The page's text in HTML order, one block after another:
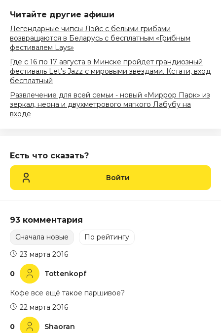
Читайте другие афиши
Легендарные чипсы Лэйс с белыми грибами
возвращаются в Беларусь с бесплатным «Грибным
фестивалем Lays»
Где с 16 по 17 августа в Минске пройдет грандиозный
фестиваль Let’s Jazz с мировыми звездами. Кстати, вход
бесплатный
Развлечение для всей семьи - новый «Миррор Парк» из
зеркал, неона и двухметрового мягкого Лабубу на
входе
Есть что сказать?
Войти
93 комментария
Сначала новые По рейтингу
0 Tottenkopf
23 марта 2016
Кофе все ещё такое паршивое?
0 Shaoran
22 марта 2016